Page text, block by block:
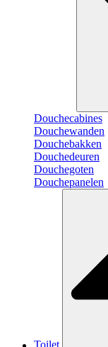
Douchecabines
Douchewanden
Douchebakken
Douchedeuren
Douchegoten
Douchepanelen